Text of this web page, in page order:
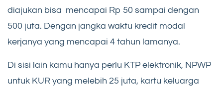
diajukan bisa mencapai Rp 50 sampai dengan
500 juta. Dengan jangka waktu kredit modal
kerjanya yang mencapai 4 tahun lamanya.
Di sisi lain kamu hanya perlu KTP elektronik, NPWP
untuk KUR yang melebih 25 juta, kartu keluarga